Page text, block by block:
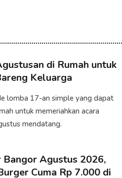
di Rumah untuk
Keluarga
lomba 17-an simple yang dapat
untuk memeriahkan acara
mendatang.
Agustus 2026,
Cuma Rp 7.000 di